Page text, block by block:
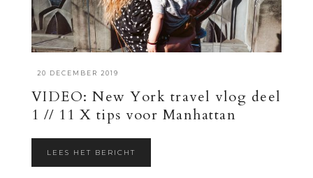
20 DECEMBER 2019
VIDEO: New York travel vlog deel
1 // 11 X tips voor Manhattan
LEES HET BERICHT